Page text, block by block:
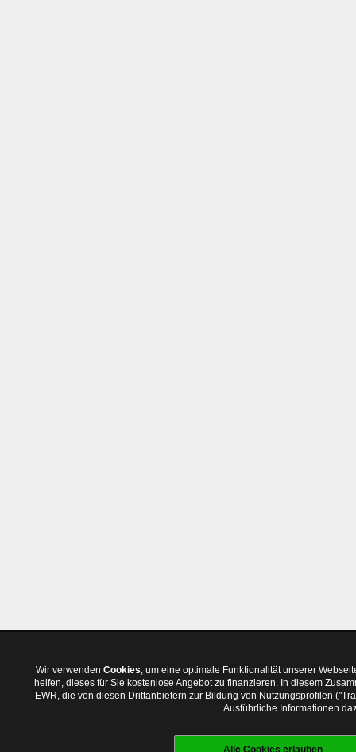
Wir verwenden Cookies, um eine optimale Funktionalität unserer
helfen, dieses für Sie kostenlose Angebot zu finanzieren. In diesem
EWR, die von diesen Drittanbietern zur Bildung von Nutzungsprofilen
Ausführliche Informationen
Alle Cookies erlauben